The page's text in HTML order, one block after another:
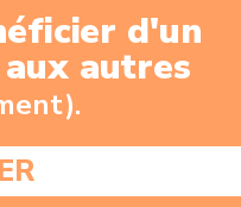
d'un
autres